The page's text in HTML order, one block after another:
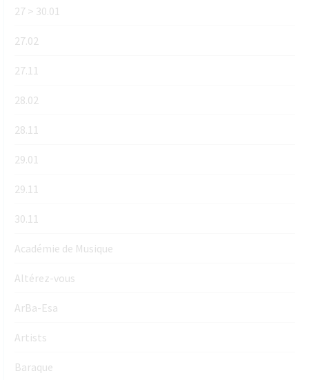
27 > 30.01
27.02
27.11
28.02
28.11
29.01
29.11
30.11
Académie de Musique
Altérez-vous
ArBa-Esa
Artists
Baraque